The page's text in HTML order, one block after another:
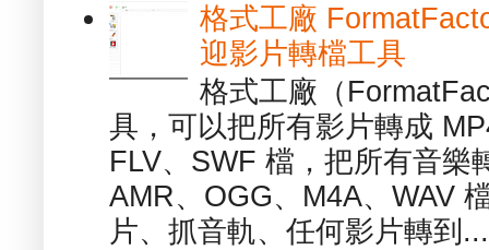
格式工廠
迎影片轉檔工具
格式工廠（
具，可以把所有影片轉成
FLV、SWF 檔，把所有音樂
AMR、OGG、M4A、WAV
片、抓音軌、任何影片轉到...